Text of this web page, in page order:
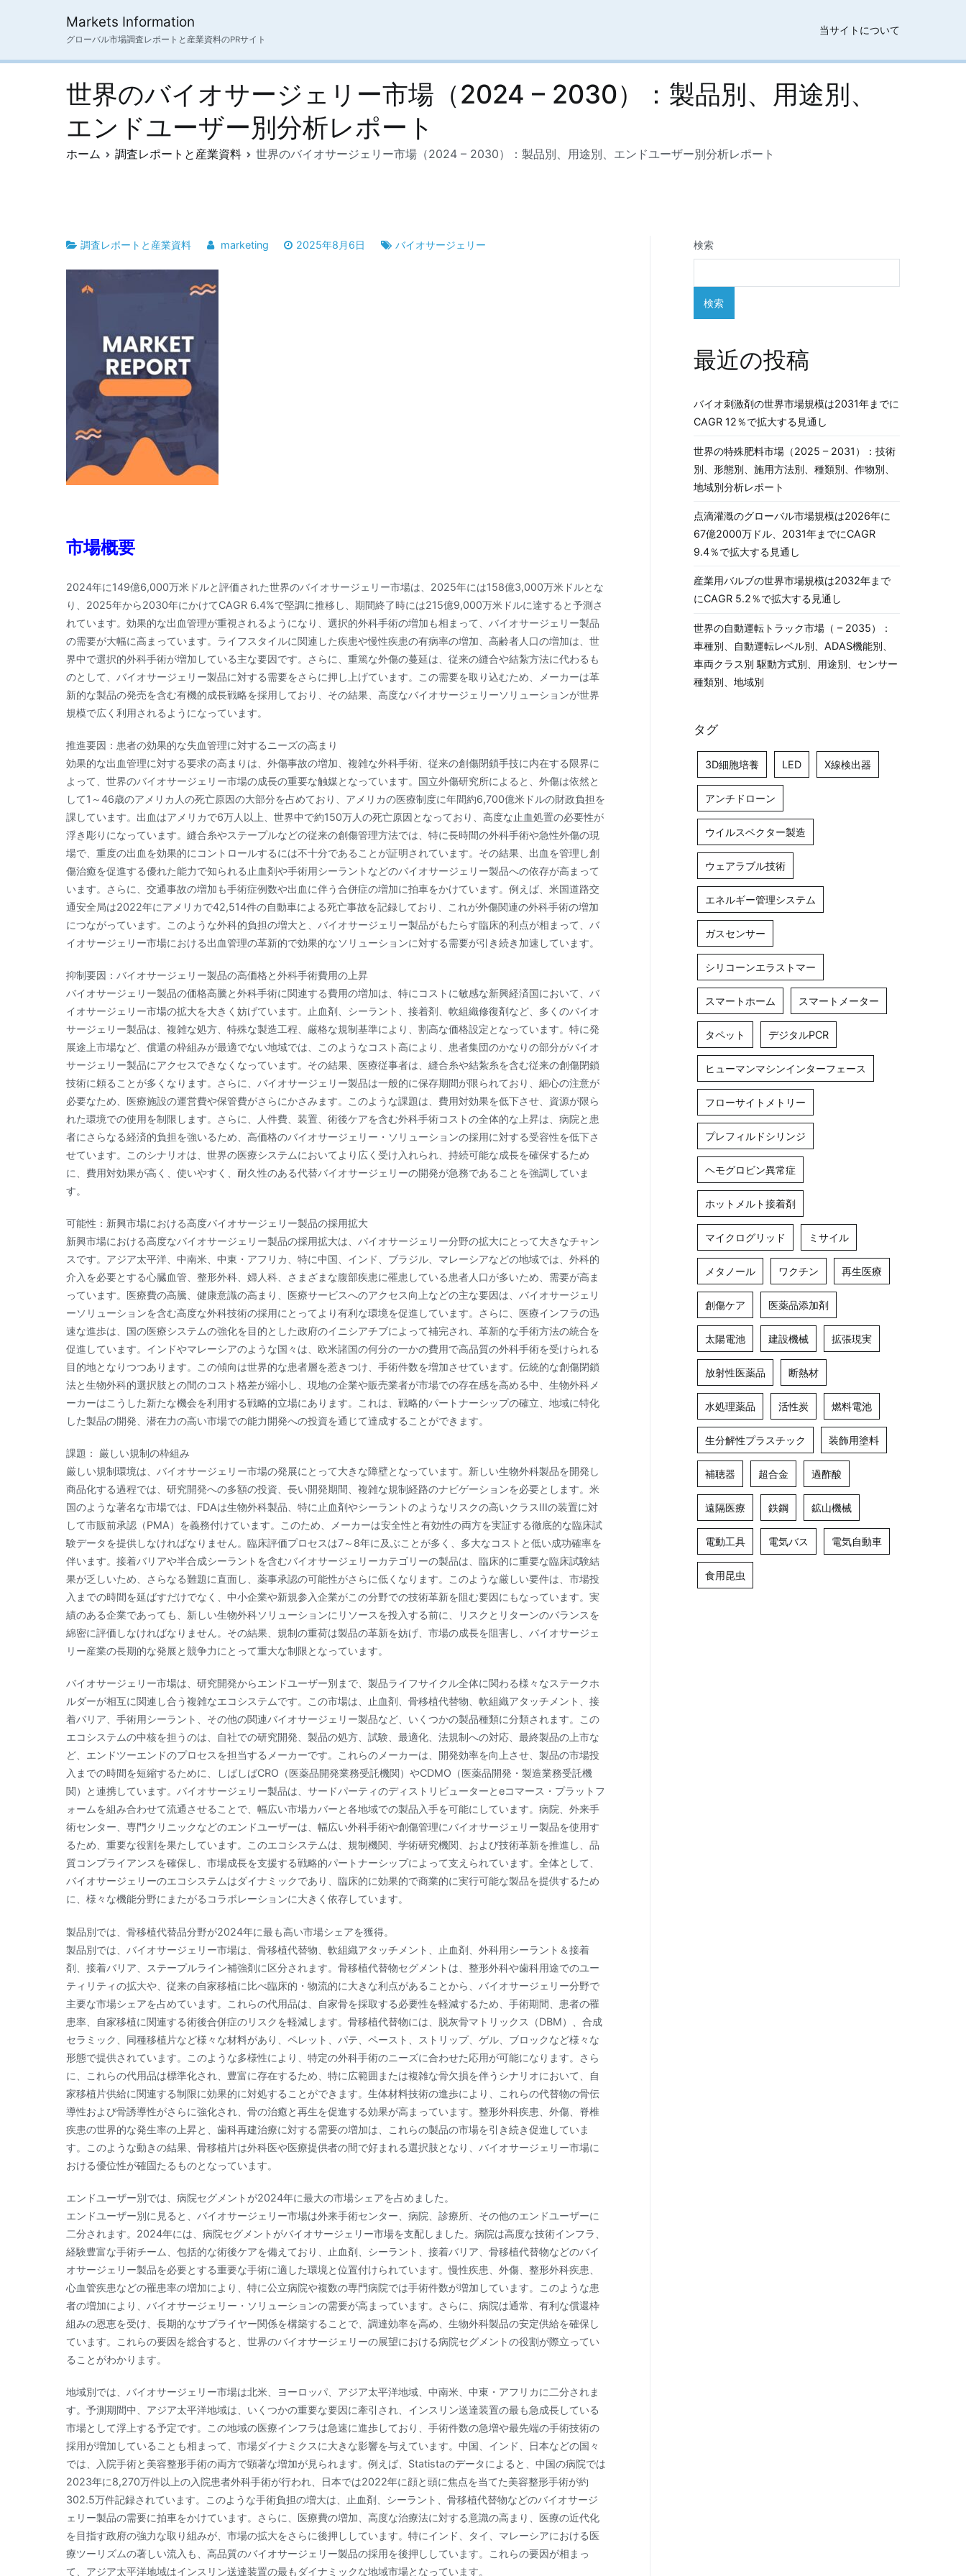
ス
Markets Information
グローバル市場調査レポートと産業資料のPRサイト
当サイトについて
世界のバイオサージェリー市場（2024 – 2030）：製品別、用途別、
エンドユーザー別分析レポート
ホーム 調査レポートと産業資料 世界のバイオサージェリー市場（2024 – 2030）：製品別、用途別、エンドユーザー別分析レポート
調査レポートと産業資料 marketing 2025年8月6日 バイオサージェリー
市場概要
2024年に149億6,000万米ドルと評価された世界のバイオサージェリー市場は、2025年には158億3,000万米ドルとな
り、2025年から2030年にかけてCAGR 6.4%で堅調に推移し、期間終了時には215億9,000万米ドルに達すると予測さ
れています。効果的な出血管理が重視されるようになり、選択的外科手術の増加も相まって、バイオサージェリー製品
の需要が大幅に高まっています。ライフスタイルに関連した疾患や慢性疾患の有病率の増加、高齢者人口の増加は、世
界中で選択的外科手術が増加している主な要因です。さらに、重篤な外傷の蔓延は、従来の縫合や結紮方法に代わるも
のとして、バイオサージェリー製品に対する需要をさらに押し上げています。この需要を取り込むため、メーカーは革
新的な製品の発売を含む有機的成長戦略を採用しており、その結果、高度なバイオサージェリーソリューションが世界
規模で広く利用されるようになっています。
推進要因：患者の効果的な失血管理に対するニーズの高まり
効果的な出血管理に対する要求の高まりは、外傷事故の増加、複雑な外科手術、従来の創傷閉鎖手技に内在する限界に
よって、世界のバイオサージェリー市場の成長の重要な触媒となっています。国立外傷研究所によると、外傷は依然と
して1～46歳のアメリカ人の死亡原因の大部分を占めており、アメリカの医療制度に年間約6,700億米ドルの財政負担を
課しています。出血はアメリカで6万人以上、世界中で約150万人の死亡原因となっており、高度な止血処置の必要性が
浮き彫りになっています。縫合糸やステープルなどの従来の創傷管理方法では、特に長時間の外科手術や急性外傷の現
場で、重度の出血を効果的にコントロールするには不十分であることが証明されています。その結果、出血を管理し創
傷治癒を促進する優れた能力で知られる止血剤や手術用シーラントなどのバイオサージェリー製品への依存が高まって
います。さらに、交通事故の増加も手術症例数や出血に伴う合併症の増加に拍車をかけています。例えば、米国道路交
通安全局は2022年にアメリカで42,514件の自動車による死亡事故を記録しており、これが外傷関連の外科手術の増加
につながっています。このような外科的負担の増大と、バイオサージェリー製品がもたらす臨床的利点が相まって、バ
イオサージェリー市場における出血管理の革新的で効果的なソリューションに対する需要が引き続き加速しています。
抑制要因：バイオサージェリー製品の高価格と外科手術費用の上昇
バイオサージェリー製品の価格高騰と外科手術に関連する費用の増加は、特にコストに敏感な新興経済国において、バ
イオサージェリー市場の拡大を大きく妨げています。止血剤、シーラント、接着剤、軟組織修復剤など、多くのバイオ
サージェリー製品は、複雑な処方、特殊な製造工程、厳格な規制基準により、割高な価格設定となっています。特に発
展途上市場など、償還の枠組みが最適でない地域では、このようなコスト高により、患者集団のかなりの部分がバイオ
サージェリー製品にアクセスできなくなっています。その結果、医療従事者は、縫合糸や結紮糸を含む従来の創傷閉鎖
技術に頼ることが多くなります。さらに、バイオサージェリー製品は一般的に保存期間が限られており、細心の注意が
必要なため、医療施設の運営費や保管費がさらにかさみます。このような課題は、費用対効果を低下させ、資源が限ら
れた環境での使用を制限します。さらに、人件費、装置、術後ケアを含む外科手術コストの全体的な上昇は、病院と患
者にさらなる経済的負担を強いるため、高価格のバイオサージェリー・ソリューションの採用に対する受容性を低下さ
せています。このシナリオは、世界の医療システムにおいてより広く受け入れられ、持続可能な成長を確保するため
に、費用対効果が高く、使いやすく、耐久性のある代替バイオサージェリーの開発が急務であることを強調していま
す。
可能性：新興市場における高度バイオサージェリー製品の採用拡大
新興市場における高度なバイオサージェリー製品の採用拡大は、バイオサージェリー分野の拡大にとって大きなチャン
スです。アジア太平洋、中南米、中東・アフリカ、特に中国、インド、ブラジル、マレーシアなどの地域では、外科的
介入を必要とする心臓血管、整形外科、婦人科、さまざまな腹部疾患に罹患している患者人口が多いため、需要が高ま
っています。医療費の高騰、健康意識の高まり、医療サービスへのアクセス向上などの主な要因は、バイオサージェリ
ーソリューションを含む高度な外科技術の採用にとってより有利な環境を促進しています。さらに、医療インフラの迅
速な進歩は、国の医療システムの強化を目的とした政府のイニシアチブによって補完され、革新的な手術方法の統合を
促進しています。インドやマレーシアのような国々は、欧米諸国の何分の一かの費用で高品質の外科手術を受けられる
目的地となりつつあります。この傾向は世界的な患者層を惹きつけ、手術件数を増加させています。伝統的な創傷閉鎖
法と生物外科的選択肢との間のコスト格差が縮小し、現地の企業や販売業者が市場での存在感を高める中、生物外科メ
ーカーはこうした新たな機会を利用する戦略的立場にあります。これは、戦略的パートナーシップの確立、地域に特化
した製品の開発、潜在力の高い市場での能力開発への投資を通じて達成することができます。
課題： 厳しい規制の枠組み
厳しい規制環境は、バイオサージェリー市場の発展にとって大きな障壁となっています。新しい生物外科製品を開発し
商品化する過程では、研究開発への多額の投資、長い開発期間、複雑な規制経路のナビゲーションを必要とします。米
国のような著名な市場では、FDAは生物外科製品、特に止血剤やシーラントのようなリスクの高いクラスIIIの装置に対
して市販前承認（PMA）を義務付けています。このため、メーカーは安全性と有効性の両方を実証する徹底的な臨床試
験データを提供しなければなりません。臨床評価プロセスは7～8年に及ぶことが多く、多大なコストと低い成功確率を
伴います。接着バリアや半合成シーラントを含むバイオサージェリーカテゴリーの製品は、臨床的に重要な臨床試験結
果が乏しいため、さらなる難題に直面し、薬事承認の可能性がさらに低くなります。このような厳しい要件は、市場投
入までの時間を延ばすだけでなく、中小企業や新規参入企業がこの分野での技術革新を阻む要因にもなっています。実
績のある企業であっても、新しい生物外科ソリューションにリソースを投入する前に、リスクとリターンのバランスを
綿密に評価しなければなりません。その結果、規制の重荷は製品の革新を妨げ、市場の成長を阻害し、バイオサージェ
リー産業の長期的な発展と競争力にとって重大な制限となっています。
バイオサージェリー市場は、研究開発からエンドユーザー別まで、製品ライフサイクル全体に関わる様々なステークホ
ルダーが相互に関連し合う複雑なエコシステムです。この市場は、止血剤、骨移植代替物、軟組織アタッチメント、接
着バリア、手術用シーラント、その他の関連バイオサージェリー製品など、いくつかの製品種類に分類されます。この
エコシステムの中核を担うのは、自社での研究開発、製品の処方、試験、最適化、法規制への対応、最終製品の上市な
ど、エンドツーエンドのプロセスを担当するメーカーです。これらのメーカーは、開発効率を向上させ、製品の市場投
入までの時間を短縮するために、しばしばCRO（医薬品開発業務受託機関）やCDMO（医薬品開発・製造業務受託機
関）と連携しています。バイオサージェリー製品は、サードパーティのディストリビューターとeコマース・プラットフ
ォームを組み合わせて流通させることで、幅広い市場カバーと各地域での製品入手を可能にしています。病院、外来手
術センター、専門クリニックなどのエンドユーザーは、幅広い外科手術や創傷管理にバイオサージェリー製品を使用す
るため、重要な役割を果たしています。このエコシステムは、規制機関、学術研究機関、および技術革新を推進し、品
質コンプライアンスを確保し、市場成長を支援する戦略的パートナーシップによって支えられています。全体として、
バイオサージェリーのエコシステムはダイナミックであり、臨床的に効果的で商業的に実行可能な製品を提供するため
に、様々な機能分野にまたがるコラボレーションに大きく依存しています。
製品別では、骨移植代替品分野が2024年に最も高い市場シェアを獲得。
製品別では、バイオサージェリー市場は、骨移植代替物、軟組織アタッチメント、止血剤、外科用シーラント＆接着
剤、接着バリア、ステープルライン補強剤に区分されます。骨移植代替物セグメントは、整形外科や歯科用途でのユー
ティリティの拡大や、従来の自家移植に比べ臨床的・物流的に大きな利点があることから、バイオサージェリー分野で
主要な市場シェアを占めています。これらの代用品は、自家骨を採取する必要性を軽減するため、手術期間、患者の罹
患率、自家移植に関連する術後合併症のリスクを軽減します。骨移植代替物には、脱灰骨マトリックス（DBM）、合成
セラミック、同種移植片など様々な材料があり、ペレット、パテ、ペースト、ストリップ、ゲル、ブロックなど様々な
形態で提供されています。このような多様性により、特定の外科手術のニーズに合わせた応用が可能になります。さら
に、これらの代用品は標準化され、豊富に存在するため、特に広範囲または複雑な骨欠損を伴うシナリオにおいて、自
家移植片供給に関連する制限に効果的に対処することができます。生体材料技術の進歩により、これらの代替物の骨伝
導性および骨誘導性がさらに強化され、骨の治癒と再生を促進する効果が高まっています。整形外科疾患、外傷、脊椎
疾患の世界的な発生率の上昇と、歯科再建治療に対する需要の増加は、これらの製品の市場を引き続き促進していま
す。このような動きの結果、骨移植片は外科医や医療提供者の間で好まれる選択肢となり、バイオサージェリー市場に
おける優位性が確固たるものとなっています。
エンドユーザー別では、病院セグメントが2024年に最大の市場シェアを占めました。
エンドユーザー別に見ると、バイオサージェリー市場は外来手術センター、病院、診療所、その他のエンドユーザーに
二分されます。2024年には、病院セグメントがバイオサージェリー市場を支配しました。病院は高度な技術インフラ、
経験豊富な手術チーム、包括的な術後ケアを備えており、止血剤、シーラント、接着バリア、骨移植代替物などのバイ
オサージェリー製品を必要とする重要な手術に適した環境と位置付けられています。慢性疾患、外傷、整形外科疾患、
心血管疾患などの罹患率の増加により、特に公立病院や複数の専門病院では手術件数が増加しています。このような患
者の増加により、バイオサージェリー・ソリューションの需要が高まっています。さらに、病院は通常、有利な償還枠
組みの恩恵を受け、長期的なサプライヤー関係を構築することで、調達効率を高め、生物外科製品の安定供給を確保し
ています。これらの要因を総合すると、世界のバイオサージェリーの展望における病院セグメントの役割が際立ってい
ることがわかります。
地域別では、バイオサージェリー市場は北米、ヨーロッパ、アジア太平洋地域、中南米、中東・アフリカに二分されま
す。予測期間中、アジア太平洋地域は、いくつかの重要な要因に牽引され、インスリン送達装置の最も急成長している
市場として浮上する予定です。この地域の医療インフラは急速に進歩しており、手術件数の急増や最先端の手術技術の
採用が増加していることも相まって、市場ダイナミクスに大きな影響を与えています。中国、インド、日本などの国々
では、入院手術と美容整形手術の両方で顕著な増加が見られます。例えば、Statistaのデータによると、中国の病院では
2023年に8,270万件以上の入院患者外科手術が行われ、日本では2022年に顔と頭に焦点を当てた美容整形手術が約
302.5万件記録されています。このような手術負担の増大は、止血剤、シーラント、骨移植代替物などのバイオサージ
ェリー製品の需要に拍車をかけています。さらに、医療費の増加、高度な治療法に対する意識の高まり、医療の近代化
を目指す政府の強力な取り組みが、市場の拡大をさらに後押ししています。特にインド、タイ、マレーシアにおける医
療ツーリズムの著しい流入も、高品質のバイオサージェリー製品の採用を後押ししています。これらの要因が相まっ
て、アジア太平洋地域はインスリン送達装置の最もダイナミックな地域市場となっています。
検索
検索
最近の投稿
バイオ刺激剤の世界市場規模は2031年までに
CAGR 12％で拡大する見通し
世界の特殊肥料市場（2025 – 2031）：技術
別、形態別、施用方法別、種類別、作物別、
地域別分析レポート
点滴灌漑のグローバル市場規模は2026年に
67億2000万ドル、2031年までにCAGR
9.4％で拡大する見通し
産業用バルブの世界市場規模は2032年まで
にCAGR 5.2％で拡大する見通し
世界の自動運転トラック市場（ – 2035）：
車種別、自動運転レベル別、ADAS機能別、
車両クラス別 駆動方式別、用途別、センサー
種類別、地域別
タグ
3D細胞培養 LED X線検出器
アンチドローン
ウイルスベクター製造
ウェアラブル技術
エネルギー管理システム
ガスセンサー
シリコーンエラストマー
スマートホーム スマートメーター
タペット デジタルPCR
ヒューマンマシンインターフェース
フローサイトメトリー
プレフィルドシリンジ
ヘモグロビン異常症
ホットメルト接着剤
マイクログリッド ミサイル
メタノール ワクチン 再生医療
創傷ケア 医薬品添加剤
太陽電池 建設機械 拡張現実
放射性医薬品 断熱材
水処理薬品 活性炭 燃料電池
生分解性プラスチック 装飾用塗料
補聴器 超合金 過酢酸
遠隔医療 鉄鋼 鉱山機械
電動工具 電気バス 電気自動車
食用昆虫